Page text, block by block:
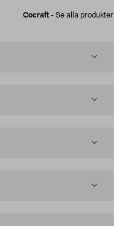
Cocraft - Se alla produkter